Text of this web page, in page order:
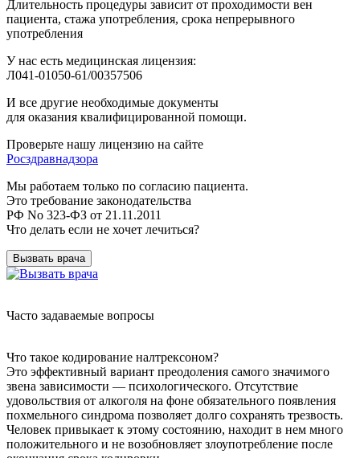
Длительность процедуры зависит от проходимости вен
пациента, стажа употребления, срока непрерывного
употребления
У нас есть медицинская лицензия:
Л041-01050-61/00357506
И все другие необходимые документы
для оказания квалифицированной помощи.
Проверьте нашу лицензию на сайте
Росздравнадзора
Мы работаем только по согласию пациента.
Это требование законодательства
РФ No 323-ФЗ от 21.11.2011
Что делать если не хочет лечиться?
Вызвать врача
Часто задаваемые вопросы
Что такое кодирование налтрексоном?
Это эффективный вариант преодоления самого значимого
звена зависимости — психологического. Отсутствие
удовольствия от алкоголя на фоне обязательного появления
похмельного синдрома позволяет долго сохранять трезвость.
Человек привыкает к этому состоянию, находит в нем много
положительного и не возобновляет злоупотребление после